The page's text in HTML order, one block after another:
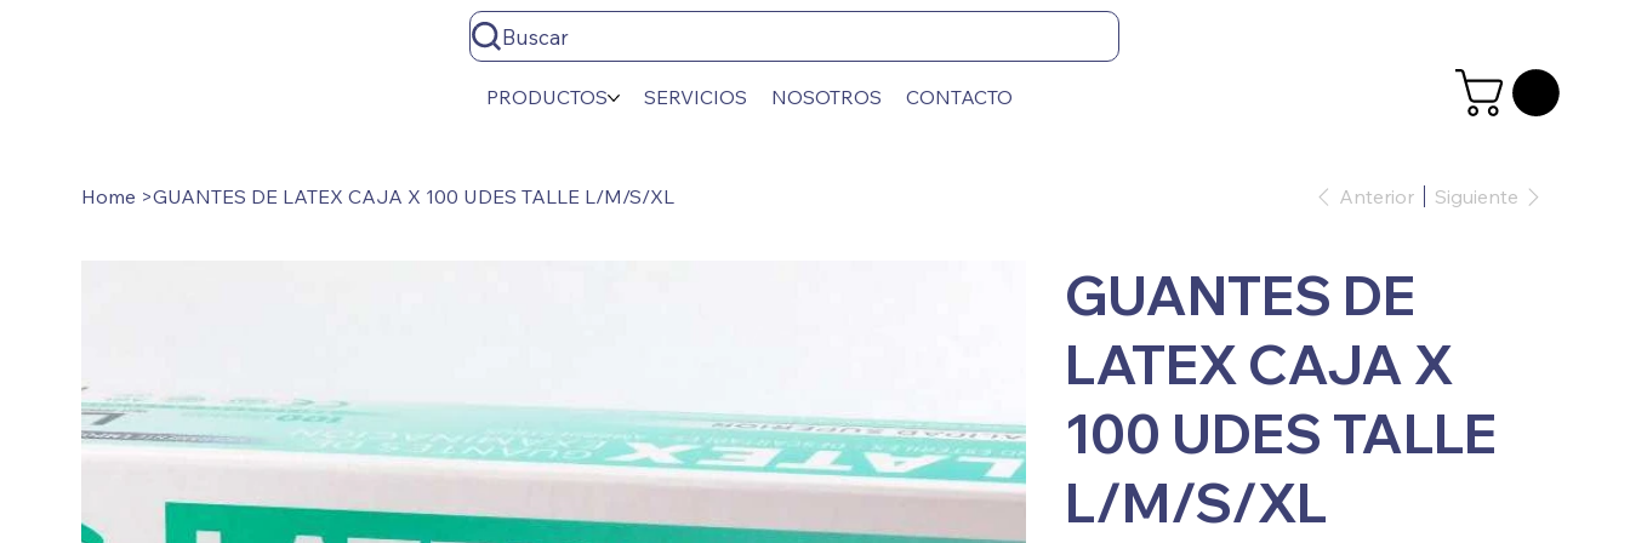
Buscar
PRODUCTOS SERVICIOS NOSOTROS CONTACTO
Home >GUANTES DE LATEX CAJA X 100 UDES TALLE L/M/S/XL Anterior Siguiente
GUANTES DE
LATEX CAJA X
100 UDES TALLE
L/M/S/XL